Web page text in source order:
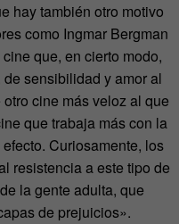
hay también otro motivo
como Ingmar Bergman
que, en cierto modo,
sensibilidad y amor al
cine más veloz al que
que trabaja más con la
Curiosamente, los
resistencia a este tipo de
la gente adulta, que
de prejuicios».